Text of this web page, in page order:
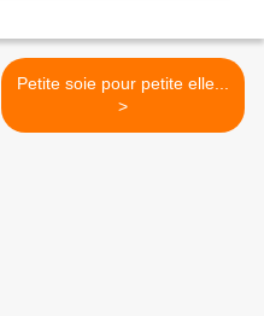
Petite soie pour petite elle...
>